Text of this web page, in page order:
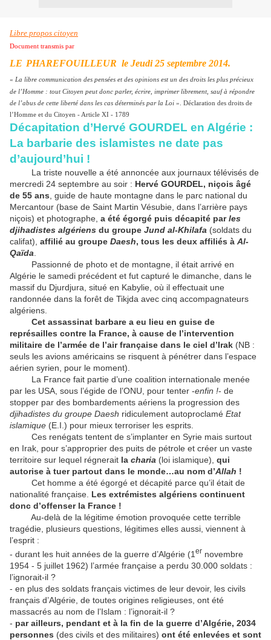
Libre propos citoyen
Document transmis par
LE PHAREFOUILLEUR le Jeudi 25 septembre 2014.
« La libre communication des pensées et des opinions est un des droits les plus précieux
de l’Homme : tout Citoyen peut donc parler, écrire, imprimer librement, sauf à répondre
de l’abus de cette liberté dans les cas déterminés par la Loi ». Déclaration des droits de
l’Homme et du Citoyen - Article XI - 1789
Décapitation d’Hervé GOURDEL en Algérie :
La barbarie des islamistes ne date pas
d’aujourd’hui !
La triste nouvelle a été annoncée aux journaux télévisés de
mercredi 24 septembre au soir : Hervé GOURDEL, niçois âgé
de 55 ans , guide de haute montagne dans le parc national du
Mercantour (base de Saint Martin Vésubie, dans l’arrière pays
niçois) et photographe, a été égorgé puis décapité parles
djihadistes algériens du groupe Jund al-Khilafa (soldats du
califat), affilié au groupe Daesh, tous les deux affiliés à Al-
Qaïda
Passionné de photo et de montagne, il était arrivé en
Algérie le samedi précédent et fut capturé le dimanche, dans le
massif du Djurdjura, situé en Kabylie, où il effectuait une
randonnée dans la forêt de Tikjda avec cinq accompagnateurs
algériens.
Cet assassinat barbare a eu lieu en guise de
représailles contre la France, à cause de l’intervention
militaire de l’armée de l’air française dans le ciel d’Irak (NB :
seuls les avions américains se risquent à pénétrer dans l’espace
aérien syrien, pour le moment).
La France fait partie d’une coalition internationale menée
par les USA, sous l’égide de l’ONU, pour tenter -enfin !- de
stopper par des bombardements aériens la progression des
djihadistes du groupe Daesh ridiculement autoproclamé Etat
islamique (E.I.) pour mieux terroriser les esprits.
Ces renégats tentent de s’implanter en Syrie mais surtout
en Irak, pour s’approprier des puits de pétrole et créer un vaste
territoire sur lequel régnerait la charia (loi islamique), qui
autorise à tuer partout dans le monde…au nom d’Allah !
Cet homme a été égorgé et décapité parce qu’il était de
nationalité française. Les extrémistes algériens continuent
donc d’offenser la France !
Au-delà de la légitime émotion provoquée cette terrible
tragédie, plusieurs questions, légitimes elles aussi, viennent à
l’esprit :
- durant les huit années de la guerre d’Algérie (1 er novembre
1954 - 5 juillet 1962) l’armée française a perdu 30.000 soldats :
l’ignorait-il ?
- en plus des soldats français victimes de leur devoir, les civils
français d’Algérie, de toutes origines religieuses, ont été
massacrés au nom de l’Islam : l’ignorait-il ?
- par ailleurs, pendant et à la fin de la guerre d’Algérie, 2034
personnes (des civils et des militaires) ont été enlevées et sont